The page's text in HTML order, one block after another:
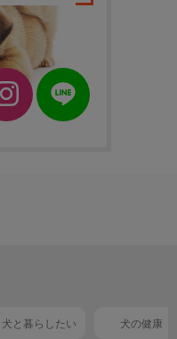
犬と暮らしたい 犬の健康